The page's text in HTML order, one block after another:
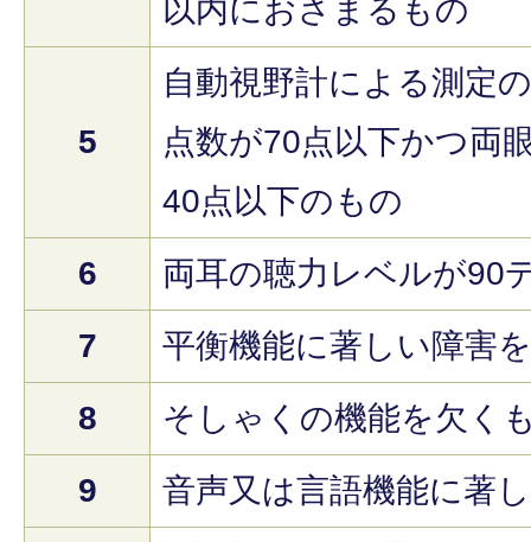
以内におさまるもの
5
自動視野計による測定
点数が70点以下かつ両
40点以下のもの
6
両耳の聴力レベルが90
7
平衡機能に著しい障害
8
そしゃくの機能を欠く
9
音声又は言語機能に著